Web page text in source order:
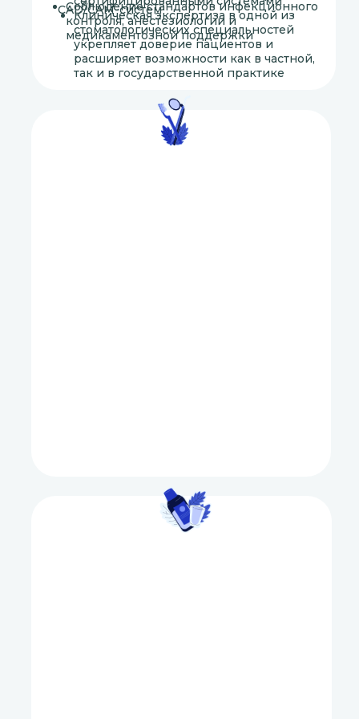
Клиническая экспертиза в одной из
стоматологических специальностей
укрепляет доверие пациентов и
расширяет возможности как в частной,
так и в государственной практике
Соблюдение стандартов инфекционного
контроля, анестезиологии и
медикаментозной поддержки
CAD/CAM-систем